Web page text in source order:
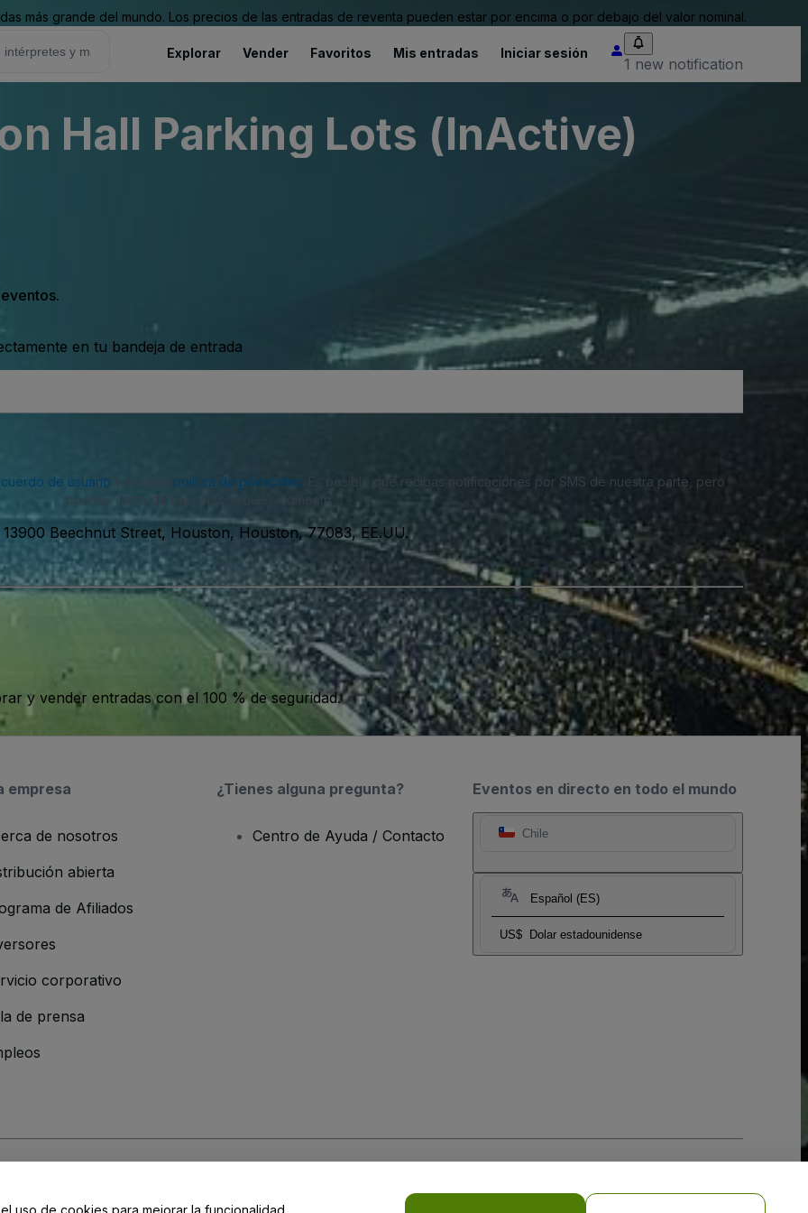
más grande del mundo. Los precios de las entradas de reventa pueden estar por encima o por debajo del valor nominal.
Explorar Vender Favoritos Mis entradas Iniciar sesión
1 new notification
Hall Parking Lots (InActive)
en tu bandeja de entrada
de usuario política de privacidad . Es posible que recibas notificaciones por SMS de nuestra parte, pero
puedes darte de baja en cualquier momento.
13900 Beechnut Street, Houston, Houston, 77083, EE.UU.
y vender entradas con el 100 % de seguridad.
Eventos en directo en todo el mundo
Chile
Español (ES)
US$ Dolar estadounidense
empresa
de nosotros
abierta
de Afiliados
corporativo
de prensa
¿Tienes alguna pregunta?
Centro de Ayuda / Contacto
y de laPolítica de Privacidad para Móviles
uso de cookies para mejorar la funcionalidad